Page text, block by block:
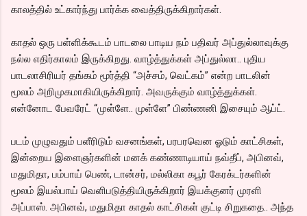
காலத்தில் உட்கார்ந்து பார்க்க வைத்திருக்கிறார்கள்.
காதல் ஒரு பள்ளிக்கூடம் பாடலை பாடிய நம் பதிவர் அப்துல்லாவுக்கு
நல்ல எதிர்காலம் இருக்கிறது. வாழ்த்துக்கள் அப்துல்லா.. புதிய
பாடலாசிரியர் தங்கம் மூர்த்தி “அச்சம், வெட்கம்” என்ற பாடலின்
மூலம் அறிமுகமாகியிருக்கிறார். அவருக்கும் வாழ்த்துக்கள்.
என்னோட பேவரேட் “முள்ளே.. முள்ளே” பிண்ணனி இசையும் ஆப்ட்.
படம் முழுவதும் பளீரிடும் வசனங்கள், பரபரவென ஓடும் காட்சிகள்,
இன்றைய இளைஞர்களின் மனக் கண்ணாடியாய் நவ்தீப், அபினவ்,
மதுமிதா, பம்பாய் பெண், டான்சர், மல்லிகா கபூர் கேரக்டர்களின்
மூலம் இயல்பாய் வெளிபடுத்தியிருக்கிறார் இயக்குனர் முரளி
அப்பாஸ். அபினவ், மதுமிதா காதல் காட்சிகள் குட்டி சிறுகதை.. அந்த